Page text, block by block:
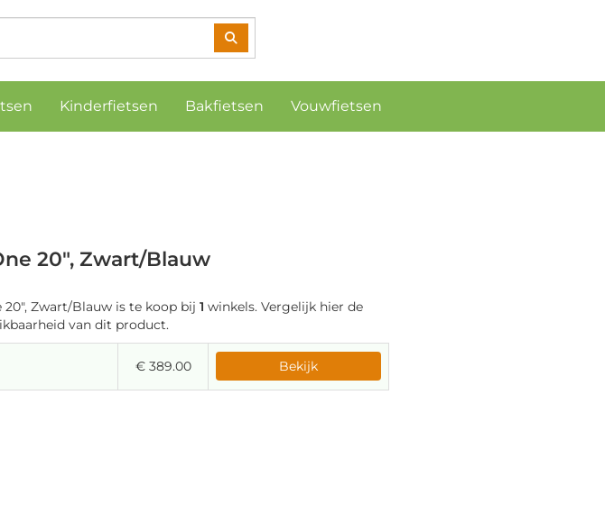
Kinderfietsen Bakfietsen Vouwfietsen
20", Zwart/Blauw
20", Zwart/Blauw is te koop bij 1 winkels. Vergelijk hier de
van dit product.
€ 389.00 Bekijk